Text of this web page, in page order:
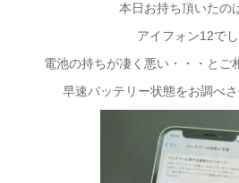
本日お持ち頂いたの
アイフォン12でし
電池の持ちが凄く悪い・・・とご
早速バッテリー状態をお調べ